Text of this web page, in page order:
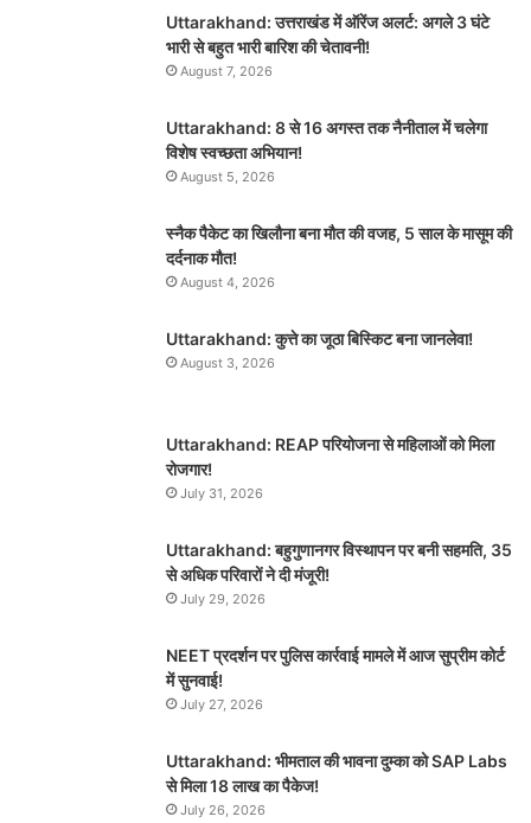
Uttarakhand: उत्तराखंड में ऑरेंज अलर्ट: अगले 3 घंटे
भारी से बहुत भारी बारिश की चेतावनी!
August 7, 2026
Uttarakhand: 8 से 16 अगस्त तक नैनीताल में चलेगा
विशेष स्वच्छता अभियान!
August 5, 2026
स्नैक पैकेट का खिलौना बना मौत की वजह, 5 साल के मासूम की
दर्दनाक मौत!
August 4, 2026
Uttarakhand: कुत्ते का जूठा बिस्किट बना जानलेवा!
August 3, 2026
Uttarakhand: REAP परियोजना से महिलाओं को मिला
रोजगार!
July 31, 2026
Uttarakhand: बहुगुणानगर विस्थापन पर बनी सहमति, 35
से अधिक परिवारों ने दी मंजूरी!
July 29, 2026
NEET प्रदर्शन पर पुलिस कार्रवाई मामले में आज सुप्रीम कोर्ट
में सुनवाई!
July 27, 2026
Uttarakhand: भीमताल की भावना दुम्का को SAP Labs
से मिला 18 लाख का पैकेज!
July 26, 2026